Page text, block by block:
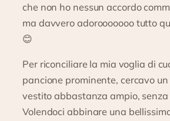
che non ho nessun accordo
ma davvero adorooooooo tutto
😊
Per riconciliare la mia voglia di
pancione prominente, cercavo
vestito abbastanza ampio,
Volendoci abbinare una